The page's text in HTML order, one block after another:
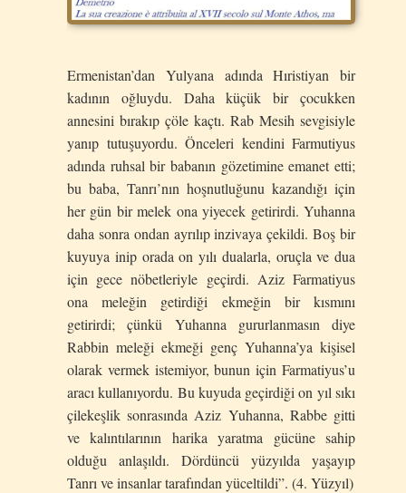
Ermenistan’dan Yulyana adında Hıristiyan bir
kadının oğluydu. Daha küçük bir çocukken
annesini bırakıp çöle kaçtı. Rab Mesih sevgisiyle
yanıp tutuşuyordu. Önceleri kendini Farmutiyus
adında ruhsal bir babanın gözetimine emanet etti;
bu baba, Tanrı’nın hoşnutluğunu kazandığı için
her gün bir melek ona yiyecek getirirdi. Yuhanna
daha sonra ondan ayrılıp inzivaya çekildi. Boş bir
kuyuya inip orada on yılı dualarla, oruçla ve dua
için gece nöbetleriyle geçirdi. Aziz Farmatiyus
ona meleğin getirdiği ekmeğin bir kısmını
getirirdi; çünkü Yuhanna gururlanmasın diye
Rabbin meleği ekmeği genç Yuhanna’ya kişisel
olarak vermek istemiyor, bunun için Farmatiyus’u
aracı kullanıyordu. Bu kuyuda geçirdiği on yıl sıkı
çilekeşlik sonrasında Aziz Yuhanna, Rabbe gitti
ve kalıntılarının harika yaratma gücüne sahip
olduğu anlaşıldı. Dördüncü yüzyılda yaşayıp
Tanrı ve insanlar tarafından yüceltildi”. (4. Yüzyıl)